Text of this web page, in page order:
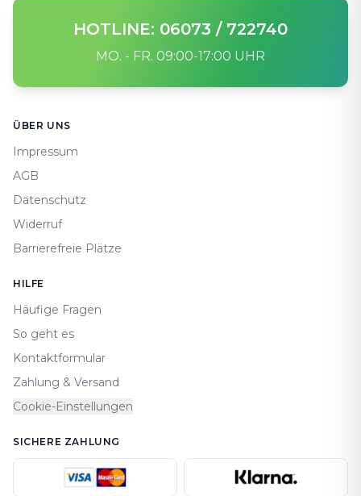
HOTLINE: 06073 / 722740
MO. - FR. 09:00-17:00 UHR
ÜBER UNS
Impressum
AGB
Datenschutz
Widerruf
Barrierefreie Plätze
HILFE
Häufige Fragen
So geht es
Kontaktformular
Zahlung & Versand
Cookie-Einstellungen
SICHERE ZAHLUNG